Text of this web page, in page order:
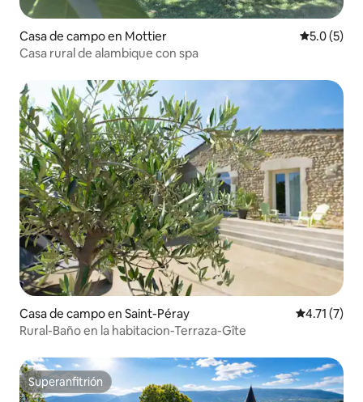
Casa de campo en Mottier
5.0 (5)
Casa rural de alambique con spa
Casa de campo en Saint-Péray Calificación
4.71 (7)
Rural-Baño en la habitacion-Terraza-Gîte
Superanfitrión
Superanfitrión